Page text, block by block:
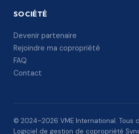
SOCIÉTÉ
Devenir partenaire
Rejoindre ma copropriété
FAQ
Contact
© 2024–2026 VME International. Tous
Logiciel de gestion de copropriété